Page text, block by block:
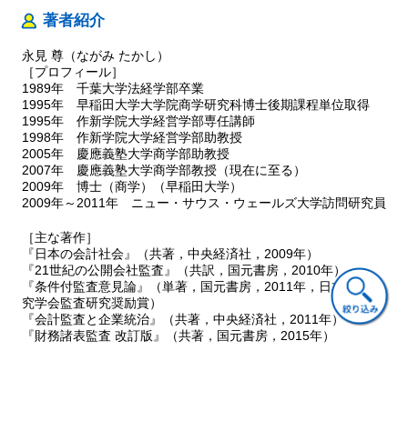
第７章 質問実施上の不備に関するPCAOB検査報告書の分析
１ 問題意識
２ データの範囲と分析の視点
３ 質問の不備が指摘された監査手続の対象
４ 質問の不備をもたらした原因の分析
５ 質問と職業的懐疑心
第８章 不適切な質問手続に関するAAERの分析
１ 問題意識
２ データの範囲と分析の視点
３ 質問の不備が指摘された監査手続の対象
４ 質問の不備をもたらした原因の分析
第９章 質問の実施プロセスと職業的懐疑心
１ 問題意識
２ 質問の実施プロセスの枠組み
３ 職業的懐疑心が有する２つの側面
４ 質問の各フェーズに適用される職業的懐疑心
５ おわりに
著者紹介
永見 尊（ながみ たかし）
［プロフィール］
1989年 千葉大学法経学部卒業
1995年 早稲田大学大学院商学研究科博士後期課程単位取得
1995年 作新学院大学経営学部専任講師
1998年 作新学院大学経営学部助教授
2005年 慶應義塾大学商学部助教授
2007年 慶應義塾大学商学部教授（現在に至る）
2009年 博士（商学）（早稲田大学）
2009年～2011年 ニュー・サウス・ウェールズ大学訪問研究員
［主な著作］
『日本の会計社会』（共著，中央経済社，2009年）
『21世紀の公開会社監査』（共訳，国元書房，2010年）
『条件付監査意見論』（単著，国元書房，2011年，日本監査研
究学会監査研究奨励賞）
『会計監査と企業統治』（共著，中央経済社，2011年）
『財務諸表監査 改訂版』（共著，国元書房，2015年）